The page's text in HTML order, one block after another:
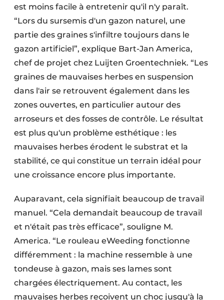
est moins facile à entretenir qu'il n'y paraît.
“Lors du sursemis d'un gazon naturel, une
partie des graines s'infiltre toujours dans le
gazon artificiel”, explique Bart-Jan America,
chef de projet chez Luijten Groentechniek. “Les
graines de mauvaises herbes en suspension
dans l'air se retrouvent également dans les
zones ouvertes, en particulier autour des
arroseurs et des fosses de contrôle. Le résultat
est plus qu'un problème esthétique : les
mauvaises herbes érodent le substrat et la
stabilité, ce qui constitue un terrain idéal pour
une croissance encore plus importante.
Auparavant, cela signifiait beaucoup de travail
manuel. “Cela demandait beaucoup de travail
et n'était pas très efficace”, souligne M.
America. “Le rouleau eWeeding fonctionne
différemment : la machine ressemble à une
tondeuse à gazon, mais ses lames sont
chargées électriquement. Au contact, les
mauvaises herbes reçoivent un choc jusqu'à la